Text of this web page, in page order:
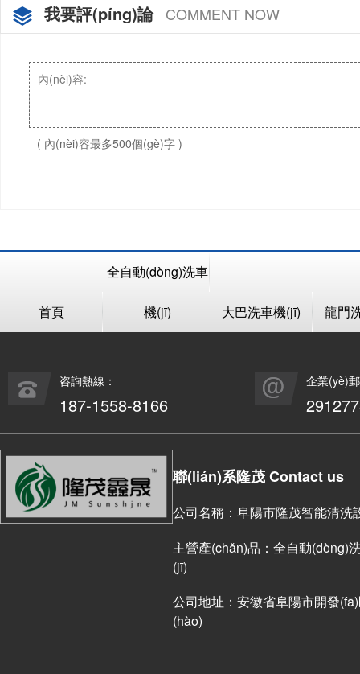
我要評(píng)論 COMMENT NOW
( 內(nèi)容最多500個(gè)字 )
首頁
全自動(dòng)洗車
機(jī) 大巴洗車機(jī) 龍門
咨詢熱線：
187-1558-8166
企業(yè)
聯(lián)系隆茂 Contact us
公司名稱：阜陽市隆茂智能清洗
主營產(chǎn)品：全自動(dòng)
(jī)
公司地址：安徽省阜陽市開發
(hào)